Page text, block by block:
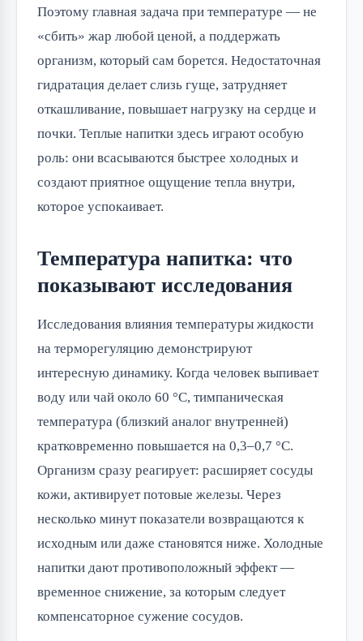
Поэтому главная задача при температуре — не
«сбить» жар любой ценой, а поддержать
организм, который сам борется. Недостаточная
гидратация делает слизь гуще, затрудняет
откашливание, повышает нагрузку на сердце и
почки. Теплые напитки здесь играют особую
роль: они всасываются быстрее холодных и
создают приятное ощущение тепла внутри,
которое успокаивает.
Температура напитка: что
показывают исследования
Исследования влияния температуры жидкости
на терморегуляцию демонстрируют
интересную динамику. Когда человек выпивает
воду или чай около 60 °C, тимпаническая
температура (близкий аналог внутренней)
кратковременно повышается на 0,3–0,7 °C.
Организм сразу реагирует: расширяет сосуды
кожи, активирует потовые железы. Через
несколько минут показатели возвращаются к
исходным или даже становятся ниже. Холодные
напитки дают противоположный эффект —
временное снижение, за которым следует
компенсаторное сужение сосудов.